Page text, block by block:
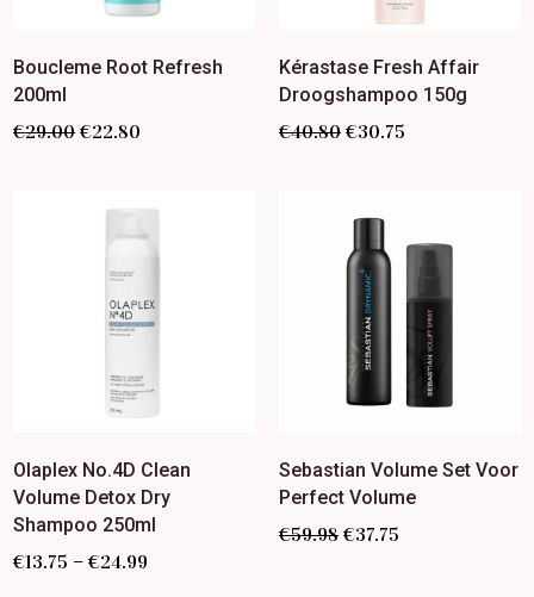
Boucleme Root Refresh
200ml
€29.00 €22.80
Kérastase Fresh Affair
Droogshampoo 150g
€40.80 €30.75
Olaplex No.4D Clean
Volume Detox Dry
Shampoo 250ml
€13.75 –€24.99
Sebastian Volume Set Voor
Perfect Volume
€59.98 €37.75